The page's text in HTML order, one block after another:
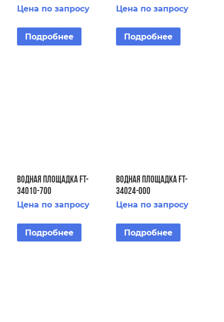
Цена по запросу
Подробнее
Цена по запросу
Подробнее
Водная площадка FT-
34010-700
Цена по запросу
Подробнее
Водная площадка FT-
34024-000
Цена по запросу
Подробнее